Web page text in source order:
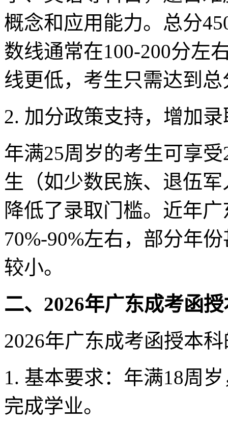
概念和应用能力。总分
数线通常在100-200分左
线更低，考生只需达到
2. 加分政策支持，增加
年满25周岁的考生可享
生（如少数民族、退伍
降低了录取门槛。近年
70%-90%左右，部分年
较小。
二、2026年广东成考函
2026年广东成考函授本
1. 基本要求：年满18周
完成学业。